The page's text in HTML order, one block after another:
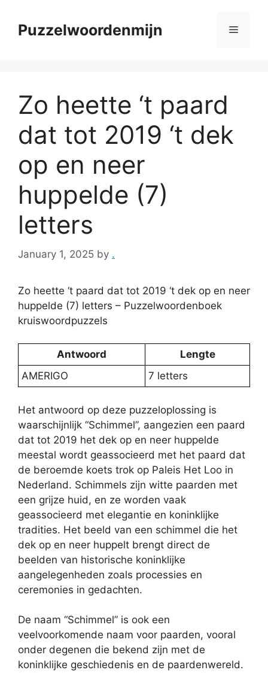
contentPuzzelwoordenmijn Menu
Zo heette ‘t paard
dat tot 2019 ‘t dek
op en neer
huppelde (7)
letters
January 1, 2025 by .
Zo heette ‘t paard dat tot 2019 ‘t dek op en neer
huppelde (7) letters – Puzzelwoordenboek
kruiswoordpuzzels
Antwoord
Lengte
AMERIGO
7 letters
Het antwoord op deze puzzeloplossing is
waarschijnlijk “Schimmel”, aangezien een paard
dat tot 2019 het dek op en neer huppelde
meestal wordt geassocieerd met het paard dat
de beroemde koets trok op Paleis Het Loo in
Nederland. Schimmels zijn witte paarden met
een grijze huid, en ze worden vaak
geassocieerd met elegantie en koninklijke
tradities. Het beeld van een schimmel die het
dek op en neer huppelt brengt direct de
beelden van historische koninklijke
aangelegenheden zoals processies en
ceremonies in gedachten.
De naam “Schimmel” is ook een
veelvoorkomende naam voor paarden, vooral
onder degenen die bekend zijn met de
koninklijke geschiedenis en de paardenwereld.